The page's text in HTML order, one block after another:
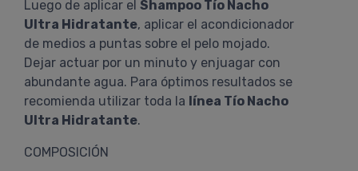
Luego de aplicar el Shampoo Tío Nacho
Ultra Hidratante, aplicar el acondicionador
de medios a puntas sobre el pelo mojado.
Dejar actuar por un minuto y enjuagar con
abundante agua. Para óptimos resultados se
recomienda utilizar toda la línea Tío Nacho
Ultra Hidratante.
COMPOSICIÓN